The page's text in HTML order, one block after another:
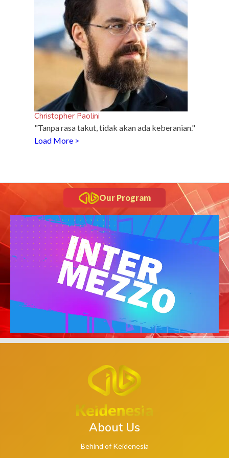
Christopher Paolini
"Tanpa rasa takut, tidak akan ada keberanian."
Load More >
Our Program
About Us
Behind of Keidenesia